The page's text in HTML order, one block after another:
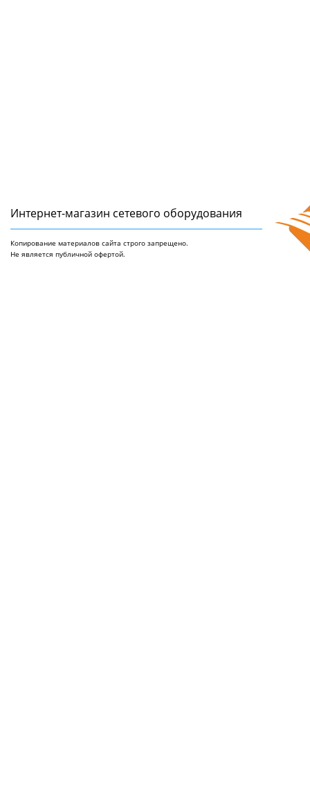
Интернет-магазин сетeвого оборудования
Копирование материалов сайта строго запрещено.
Не является публичной офертой.